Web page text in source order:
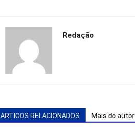
Redação
ARTIGOS RELACIONADOS Mais do autor